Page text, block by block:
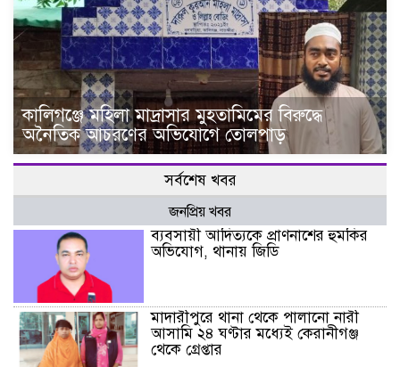
কালিগঞ্জে মহিলা মাদ্রাসার মুহতামিমের বিরুদ্ধে
অনৈতিক আচরণের অভিযোগে তোলপাড়
সর্বশেষ খবর
জনপ্রিয় খবর
ব্যবসায়ী আদিত্যকে প্রাণনাশের হুমকির
অভিযোগ, থানায় জিডি
মাদারীপুরে থানা থেকে পালানো নারী
আসামি ২৪ ঘণ্টার মধ্যেই কেরানীগঞ্জ
থেকে গ্রেপ্তার